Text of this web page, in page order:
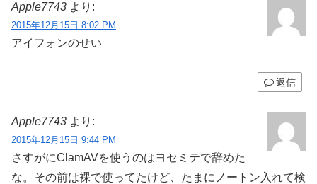
Apple7743 より:
2015年12月15日 8:02 PM
アイフォンのせい
返信
Apple7743 より:
2015年12月15日 9:44 PM
さすがにClamAVを使うのはヨセミテで辞めた
な。その前は裸で使ってたけど、たまにノートン入れて検